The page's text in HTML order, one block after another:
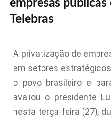
empresas públicas
Telebras
A privatização de
em setores
o povo brasileiro e
avaliou o presidente
nesta terça-feira (27),